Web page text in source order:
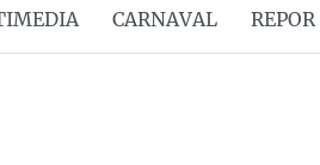
CARNAVAL REPOR